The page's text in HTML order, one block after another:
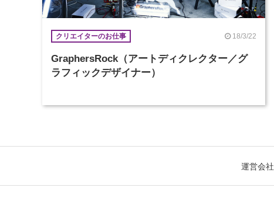
クリエイターのお仕事 18/3/22
GraphersRock（アートディクレクター／グ
ラフィックデザイナー）
運営会社